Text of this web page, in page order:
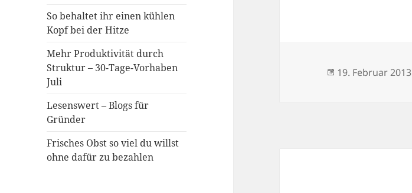
So behaltet ihr einen kühlen
Kopf bei der Hitze
Mehr Produktivität durch
Struktur – 30-Tage-Vorhaben
Juli
Lesenswert – Blogs für
Gründer
Frisches Obst so viel du willst
ohne dafür zu bezahlen
Veröffentlicht
19. Februar 2013